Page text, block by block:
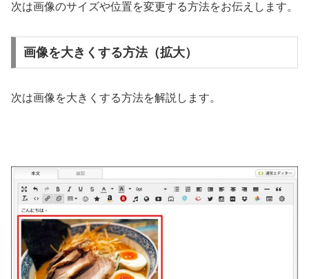
次は画像のサイズや位置を変更する方法をお伝えします。
画像を大きくする方法（拡大）
次は画像を大きくする方法を解説します。